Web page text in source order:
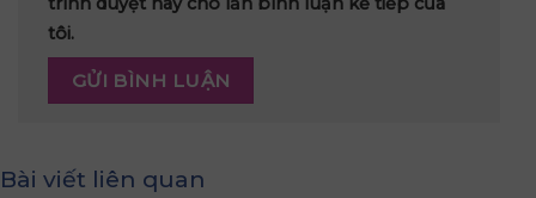
tôi.
Bài viết liên quan